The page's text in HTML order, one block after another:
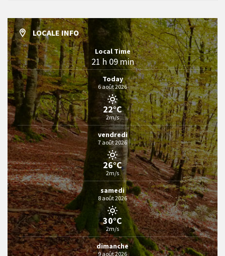
LOCALE INFO
Local Time
21 h 09 min
Today
6 août 2026
22°C
2m/s
vendredi
7 août 2026
26°C
2m/s
samedi
8 août 2026
30°C
2m/s
dimanche
9 août 2026